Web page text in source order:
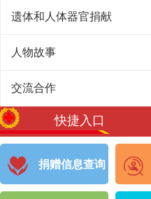
遗体和人体器官捐献
人物故事
交流合作
快捷入口
捐赠信息查询